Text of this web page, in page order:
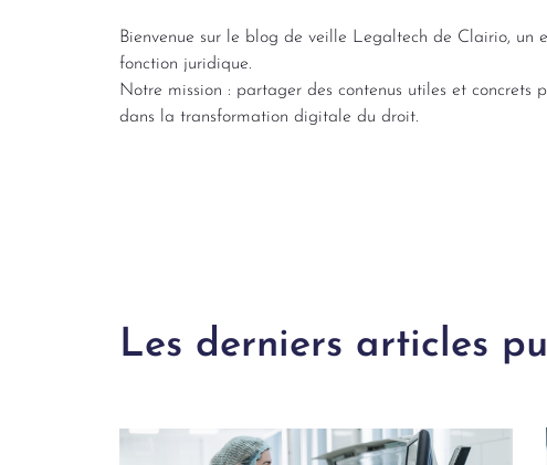
Bienvenue sur le blog de veille Legaltech de Clairio, un
fonction juridique.
Notre mission : partager des contenus utiles et concrets
dans la transformation digitale du droit.
Les derniers articles